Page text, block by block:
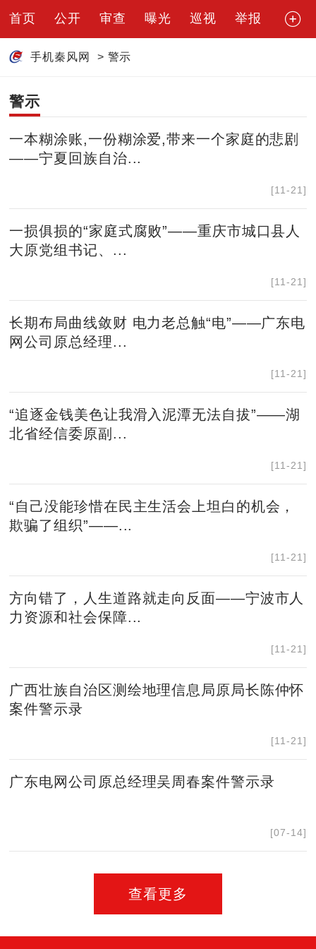
首页 公开 审查 曝光 巡视 举报
手机秦风网 > 警示
警示
一本糊涂账,一份糊涂爱,带来一个家庭的悲剧
——宁夏回族自治...
[11-21]
一损俱损的“家庭式腐败”——重庆市城口县人
大原党组书记、...
[11-21]
长期布局曲线敛财 电力老总触“电”——广东电
网公司原总经理...
[11-21]
“追逐金钱美色让我滑入泥潭无法自拔”——湖
北省经信委原副...
[11-21]
“自己没能珍惜在民主生活会上坦白的机会，
欺骗了组织”——...
[11-21]
方向错了，人生道路就走向反面——宁波市人
力资源和社会保障...
[11-21]
广西壮族自治区测绘地理信息局原局长陈仲怀
案件警示录
[11-21]
广东电网公司原总经理吴周春案件警示录
[07-14]
查看更多